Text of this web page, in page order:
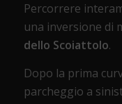
Percorrere
una inversione di
dello Scoiattolo.
Dopo la prima
parcheggio a